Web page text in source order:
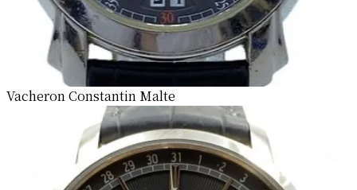
Vacheron Constantin Malte